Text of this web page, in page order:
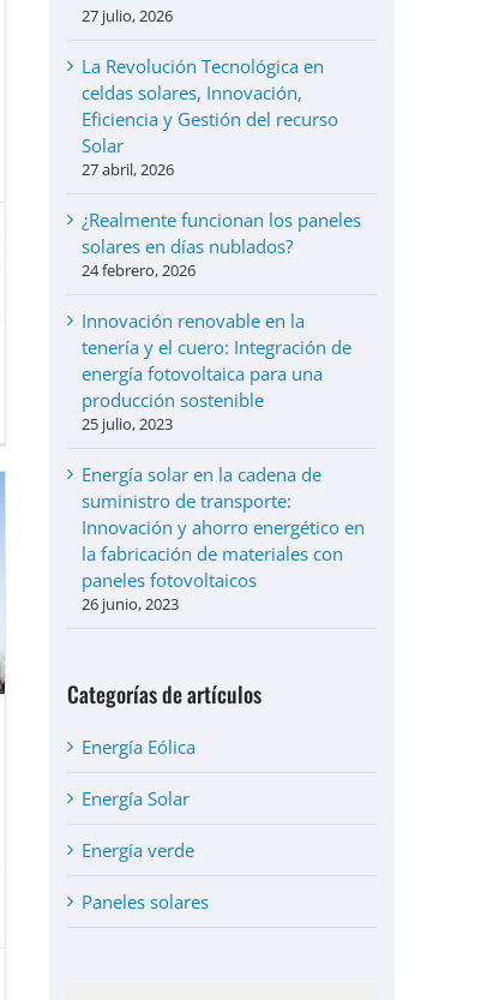
27 julio, 2026
La Revolución Tecnológica en
celdas solares, Innovación,
Eficiencia y Gestión del recurso
Solar
27 abril, 2026
¿Realmente funcionan los paneles
solares en días nublados?
24 febrero, 2026
Innovación renovable en la
tenería y el cuero: Integración de
energía fotovoltaica para una
producción sostenible
25 julio, 2023
Energía solar en la cadena de
suministro de transporte:
Innovación y ahorro energético en
la fabricación de materiales con
paneles fotovoltaicos
26 junio, 2023
Categorías de artículos
Energía Eólica
Energía Solar
Energía verde
Paneles solares